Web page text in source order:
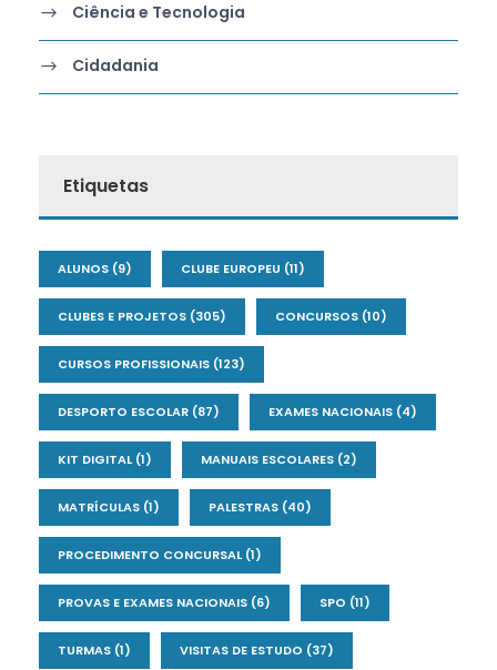
Ciência e Tecnologia
Cidadania
Etiquetas
ALUNOS (9) CLUBE EUROPEU (11)
CLUBES E PROJETOS (305) CONCURSOS (10)
CURSOS PROFISSIONAIS (123)
DESPORTO ESCOLAR (87) EXAMES NACIONAIS (4)
KIT DIGITAL(1) MANUAIS ESCOLARES (2)
MATRÍCULAS (1) PALESTRAS (40)
PROCEDIMENTO CONCURSAL(1)
PROVAS E EXAMES NACIONAIS (6) SPO (11)
TURMAS (1) VISITAS DE ESTUDO (37)